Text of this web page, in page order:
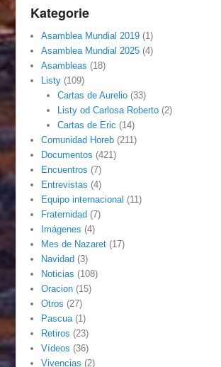
Kategorie
Asamblea Mundial 2019 (1)
Asamblea Mundial 2025 (4)
Asambleas (18)
Listy (109)
Cartas de Aurelio(33)
Listy od Carlosa Roberto(2)
Cartas de Eric (14)
Comunidad Horeb (211)
Documentos (421)
Encuentros (7)
Entrevistas (4)
Equipo internacional (11)
Fraternidad (7)
Imágenes (4)
Mes de Nazaret (17)
Navidad (3)
Noticias (108)
Oracion (15)
Otros (27)
Pascua (1)
Retiros (23)
Vídeos (36)
Vivencias (2)